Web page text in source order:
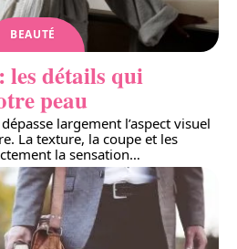
BEAUTÉ
les détails qui
peau
largement l’aspect visuel
La texture, la coupe et les
la sensation…